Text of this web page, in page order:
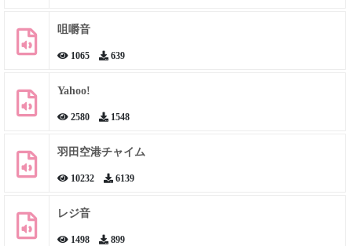
咀嚼音
1065 639
Yahoo!
2580 1548
羽田空港チャイム
10232 6139
レジ音
1498 899